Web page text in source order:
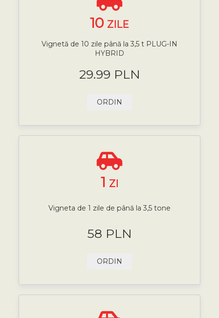
10 ZILE
Vignetă de 10 zile până la 3,5 t PLUG-IN
HYBRID
29.99 PLN
ORDIN
1 ZI
Vigneta de 1 zile de până la 3,5 tone
58 PLN
ORDIN